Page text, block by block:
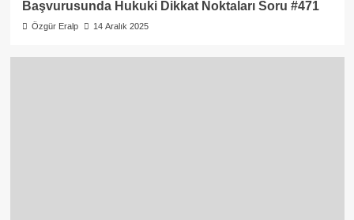
Başvurusunda Hukuki Dikkat Noktaları Soru #471
Özgür Eralp 14 Aralık 2025